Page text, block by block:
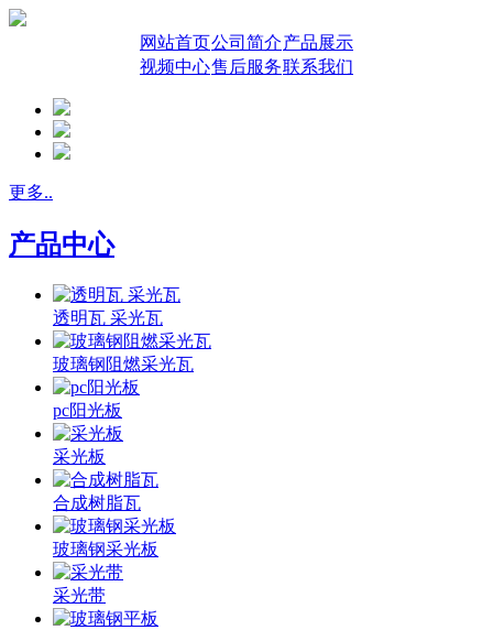
网站首页公司简介产品展示
视频中心售后服务联系我们
更多..
产品中心
透明瓦 采光瓦
玻璃钢阻燃采光瓦
pc阳光板
采光板
合成树脂瓦
玻璃钢采光板
采光带